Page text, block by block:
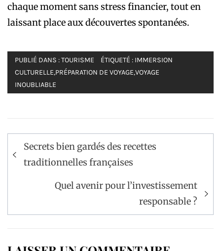
chaque moment sans stress financier, tout en
laissant place aux découvertes spontanées.
PUBLIÉ DANS :TOURISME ÉTIQUETÉ : IMMERSION
CULTURELLE,PRÉPARATION DE VOYAGE,VOYAGE
INOUBLIABLE
Navigation
de
Secrets bien gardés des recettes
traditionnelles françaises
Quel avenir pour l’investissement
responsable ?